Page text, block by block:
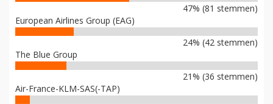
47% (81 stemmen)
European Airlines Group (EAG)
24% (42 stemmen)
The Blue Group
21% (36 stemmen)
Air-France-KLM-SAS(-TAP)